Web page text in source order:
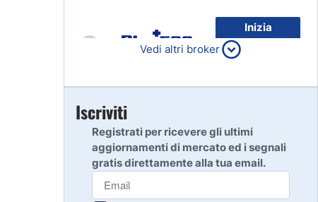
Inizia
80% dei conti al dettaglio di
CFD perdono denaro
7
Inizia
Vedi altri broker
Iscriviti
Registrati per ricevere gli ultimi
aggiornamenti di mercato ed i segnali
gratis direttamente alla tua email.